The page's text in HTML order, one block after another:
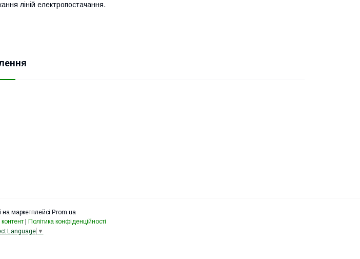
ліній електропостачання.
маркетплейсі Prom.ua
Політика конфіденційності
Language ▼